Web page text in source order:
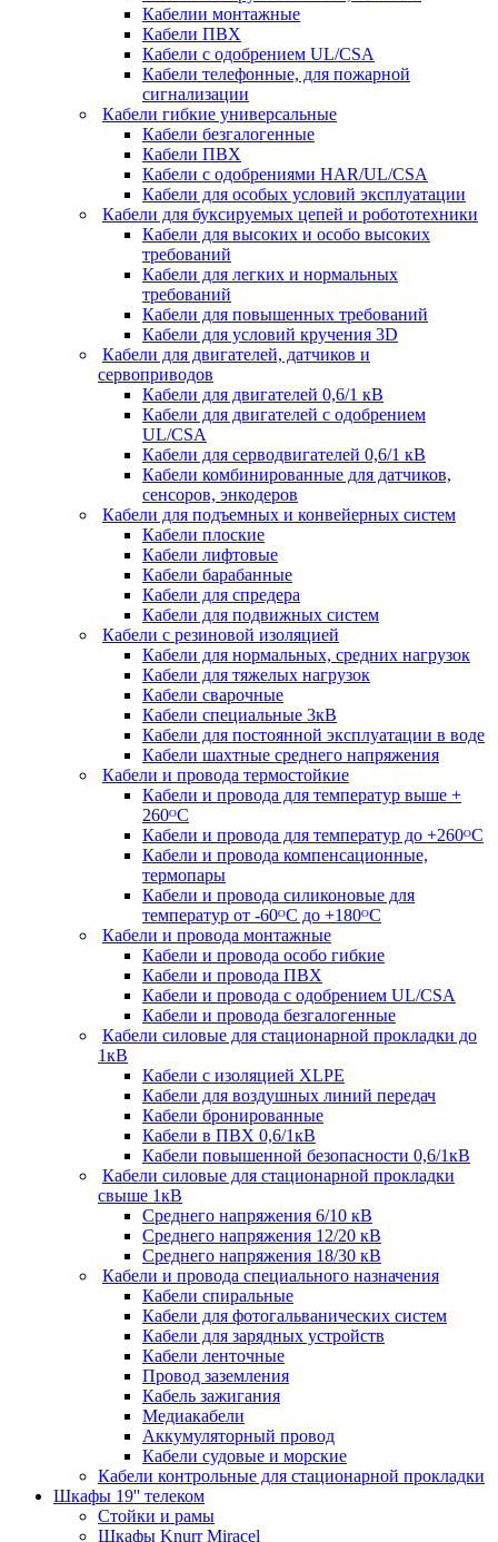
Кабелии монтажные
Кабели ПВХ
Кабели с одобрением UL/CSA
Кабели телефонные, для пожарной
сигнализации
Кабели гибкие универсальные
Кабели безгалогенные
Кабели ПВХ
Кабели с одобрениями HAR/UL/CSA
Кабели для особых условий эксплуатации
Кабели для буксируемых цепей и робототехники
Кабели для высоких и особо высоких
требований
Кабели для легких и нормальных
требований
Кабели для повышенных требований
Кабели для условий кручения 3D
Кабели для двигателей, датчиков и
сервоприводов
Кабели для двигателей 0,6/1 кВ
Кабели для двигателей с одобрением
UL/CSA
Кабели для серводвигателей 0,6/1 кВ
Кабели комбинированные для датчиков,
cенсоров, энкодеров
Кабели для подъемных и конвейерных систем
Кабели плоские
Кабели лифтовые
Кабели барабанные
Кабели для спредера
Кабели для подвижных систем
Кабели с резиновой изоляцией
Кабели для нормальных, средних нагрузок
Кабели для тяжелых нагрузок
Кабели сварочные
Кабели специальные 3кВ
Кабели для постоянной эксплуатации в воде
Кабели шахтные среднего напряжения
Кабели и провода термостойкие
Кабели и провода для температур выше +
260ᴼС
Кабели и провода для температур до +260ᴼС
Кабели и провода компенсационные,
термопары
Кабели и провода силиконовые для
температур от -60ᴼC до +180ᴼС
Кабели и провода монтажные
Кабели и провода особо гибкие
Кабели и провода ПВХ
Кабели и провода с одобрением UL/CSA
Кабели и провода безгалогенные
Кабели силовые для стационарной прокладки до
1кВ
Кабели c изоляцией XLPE
Кабели для воздушных линий передач
Кабели бронированные
Кабели в ПВХ 0,6/1кВ
Кабели повышенной безопасности 0,6/1кВ
Кабели силовые для стационарной прокладки
свыше 1кВ
Среднего напряжения 6/10 кВ
Среднего напряжения 12/20 кВ
Среднего напряжения 18/30 кВ
Кабели и провода специального назначения
Кабели спиральные
Кабели для фотогальванических систем
Кабели для зарядных устройств
Кабели ленточные
Провод заземления
Кабель зажигания
Медиакабели
Аккумуляторный провод
Кабели судовые и морские
Кабели контрольные для стационарной прокладки
Шкафы 19'' телеком
Стойки и рамы
Шкафы Knurr Miracel